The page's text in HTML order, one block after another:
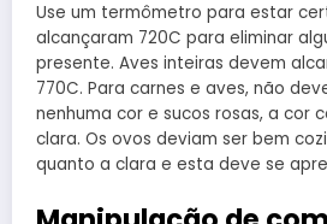
Use um termômetro para estar
alcançaram 720C para eliminar
presente. Aves inteiras devem
770C. Para carnes e aves, não
nenhuma cor e sucos rosas, a cor
clara. Os ovos deviam ser bem
quanto a clara e esta deve se